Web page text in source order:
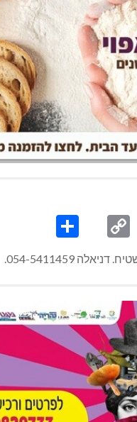
Copy
054-5411459.